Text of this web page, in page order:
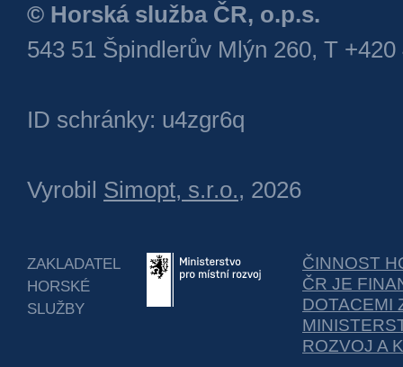
© Horská služba ČR, o.p.s.
543 51 Špindlerův Mlýn 260, T +420
ID schránky: u4zgr6q
Vyrobil Simopt, s.r.o., 2026
ZAKLADATEL
HORSKÉ
SLUŽBY
ČINNOST
ČR JE
DOTACEMI
ROZVOJ A